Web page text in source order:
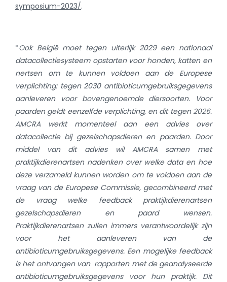
symposium-2023/.
*Ook België moet tegen uiterlijk 2029 een nationaal
datacollectiesysteem opstarten voor honden, katten en
nertsen om te kunnen voldoen aan de Europese
verplichting: tegen 2030 antibioticumgebruiksgegevens
aanleveren voor bovengenoemde diersoorten. Voor
paarden geldt eenzelfde verplichting, en dit tegen 2026.
AMCRA werkt momenteel aan een advies over
datacollectie bij gezelschapsdieren en paarden. Door
middel van dit advies wil AMCRA samen met
praktijkdierenartsen nadenken over welke data en hoe
deze verzameld kunnen worden om te voldoen aan de
vraag van de Europese Commissie, gecombineerd met
de vraag welke feedback praktijkdierenartsen
gezelschapsdieren en paard wensen.
Praktijkdierenartsen zullen immers verantwoordelijk zijn
voor het aanleveren van de
antibioticumgebruiksgegevens. Een mogelijke feedback
is het ontvangen van rapporten met de geanalyseerde
antibioticumgebruiksgegevens voor hun praktijk. Dit